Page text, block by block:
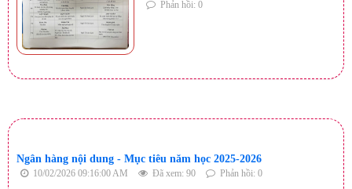
Phản hồi: 0
Ngân hàng nội dung - Mục tiêu năm học 2025-2026
10/02/2026 09:16:00 AM Đã xem: 90 Phản hồi: 0